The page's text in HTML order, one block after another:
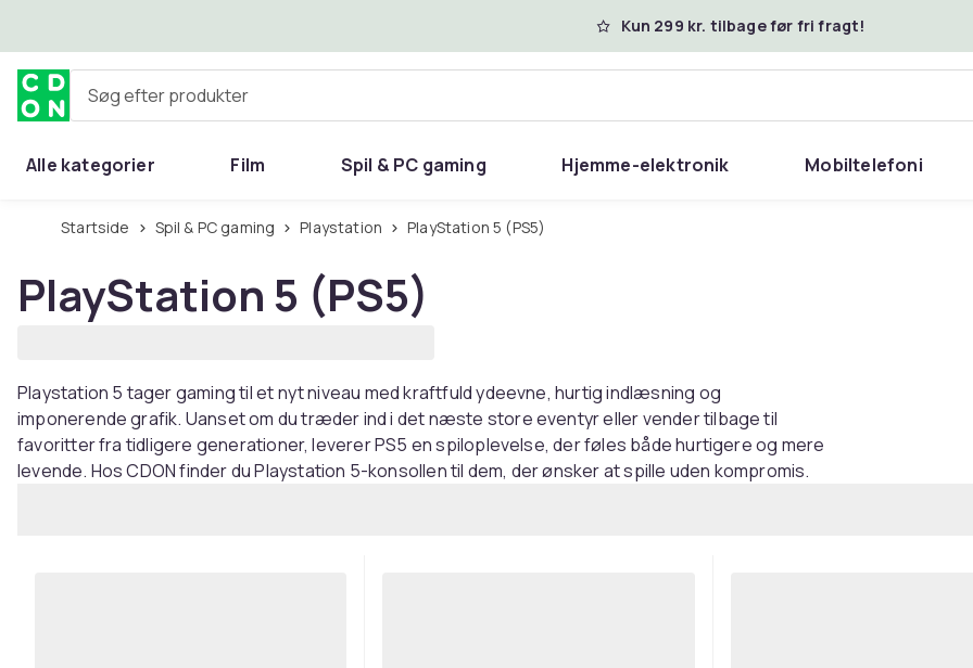
Kun 299 kr. tilbage før fri fragt!
Søg efter produkter
Alle kategorier Film Spil & PC gaming Hjemme-elektronik Mobiltelefoni
Hjem & have
Startside Spil & PC gaming Playstation PlayStation 5 (PS5)
PlayStation 5 (PS5)
Playstation 5 tager gaming til et nyt niveau med kraftfuld ydeevne, hurtig indlæsning og
imponerende grafik. Uanset om du træder ind i det næste store eventyr eller vender tilbage til
favoritter fra tidligere generationer, leverer PS5 en spiloplevelse, der føles både hurtigere og mere
levende. Hos CDON finder du Playstation 5-konsollen til dem, der ønsker at spille uden kompromis.